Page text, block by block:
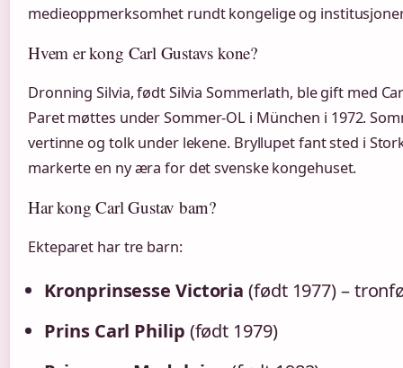
medieoppmerksomhet rundt kongelige og
Hvem er kong Carl Gustavs kone?
Dronning Silvia, født Silvia Sommerlath, ble gift med
Paret møttes under Sommer-OL i München i 1972.
vertinne og tolk under lekene. Bryllupet fant sted i
markerte en ny æra for det svenske kongehuset.
Har kong Carl Gustav barn?
Ekteparet har tre barn:
Kronprinsesse Victoria (født 1977) –
Prins Carl Philip (født 1979)